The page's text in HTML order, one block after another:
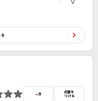
-点
点数を
つける